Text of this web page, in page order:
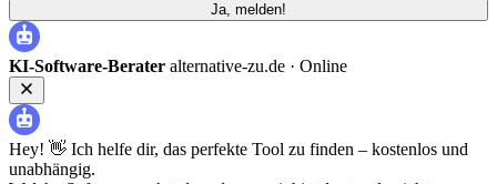
Ja, melden!
KI-Software-Berater alternative-zu.de · Online
Hey! 👋 Ich helfe dir, das perfekte Tool zu finden – kostenlos und
unabhängig.